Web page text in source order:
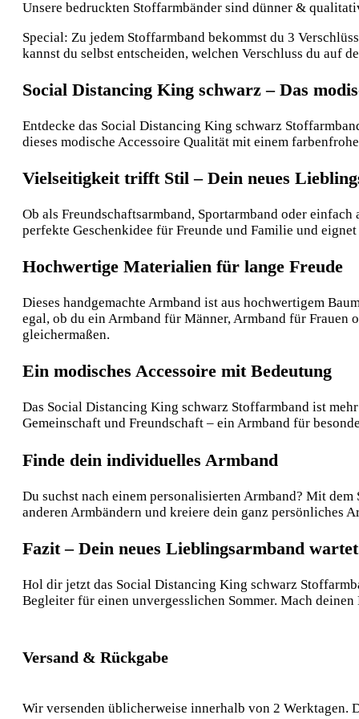
Unsere bedruckten Stoffarmbänder sind dünner &
Special: Zu jedem Stoffarmband bekommst du 3
kannst du selbst entscheiden, welchen Verschluss du auf
Social Distancing King schwarz – Das
Entdecke das Social Distancing King schwarz
dieses modische Accessoire Qualität mit einem
Vielseitigkeit trifft Stil – Dein neues
Ob als Freundschaftsarmband, Sportarmband oder
perfekte Geschenkidee für Freunde und Familie und
Hochwertige Materialien für lange Freude
Dieses handgemachte Armband ist aus hochwertigem
egal, ob du ein Armband für Männer, Armband für
gleichermaßen.
Ein modisches Accessoire mit Bedeutung
Das Social Distancing King schwarz Stoffarmband ist
Gemeinschaft und Freundschaft – ein Armband für
Finde dein individuelles Armband
Du suchst nach einem personalisierten Armband? Mit
anderen Armbändern und kreiere dein ganz persönliches
Fazit – Dein neues Lieblingsarmband
Hol dir jetzt das Social Distancing King schwarz
Begleiter für einen unvergesslichen Sommer. Mach
Versand & Rückgabe
Wir versenden üblicherweise innerhalb von 2 Werktagen.